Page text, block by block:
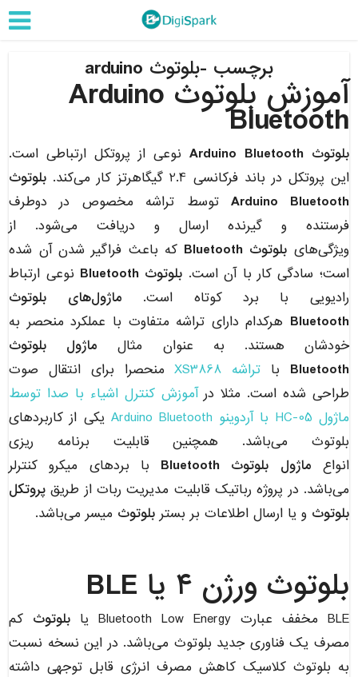
برچسب -بلوتوث arduino
آموزش بلوتوث Arduino
Bluetooth
بلوتوث Arduino Bluetooth
نوعی از پروتکل ارتباطی است.
این پروتکل در باند فرکانسی 2.4 گیگاهرتز کار می‌کند.
بلوتوث
Arduino Bluetooth
توسط تراشه مخصوص در دوطرف
فرستنده و گیرنده ارسال و دریافت می‌شود. از
ویژگی‌های بلوتوث Bluetooth
که باعث فراگیر شدن آن شده
است؛ سادگی کار با آن است. بلوتوث Bluetooth
نوعی ارتباط
رادیویی با برد کوتاه است. ماژول‌های بلوتوث
Bluetooth هرکدام دارای تراشه متفاوت با عملکرد منحصر به
خودشان هستند. به عنوان مثال ماژول بلوتوث
Bluetooth با تراشه XS3868
منحصرا برای انتقال صوت
طراحی شده است. مثلا درآموزش کنترل اشیاء با صدا توسط
ماژول HC-05 با آردوینو Arduino Bluetooth
یکی از کاربردهای
بلوتوث می‌باشد. همچنین قابلیت برنامه ریزی
انواع ماژول بلوتوث Bluetooth
با بردهای میکرو کنترلر
می‌باشد. در پروژه رباتیک قابلیت مدیریت ربات از طریق پروتکل
بلوتوث و یا ارسال اطلاعات بر بستربلوتوث میسر می‌باشد.
بلوتوث ورژن ۴ یا BLE
BLE مخفف عبارت Bluetooth Low Energy یا بلوتوث کم
مصرف یک فناوری جدید بلوتوث می‌باشد. در این نسخه نسبت
به بلوتوث کلاسیک کاهش مصرف انرژی قابل توجهی داشته